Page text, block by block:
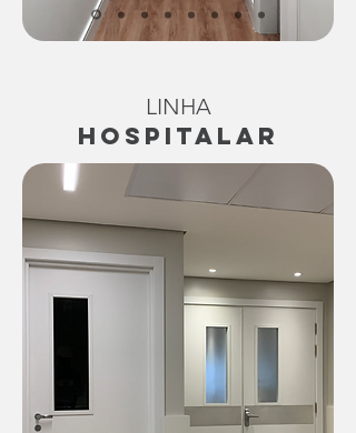
LINHA
HOSPITALAR